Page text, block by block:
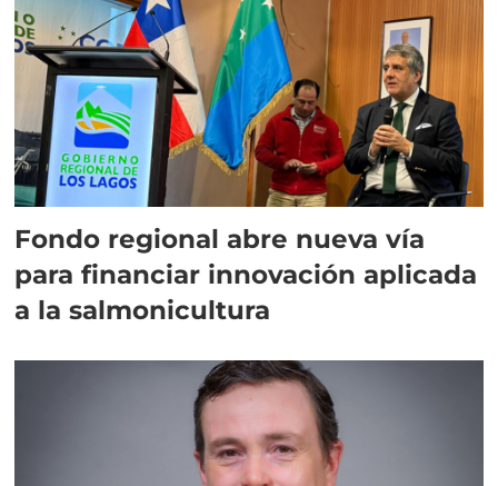
Fondo regional abre nueva vía
para financiar innovación aplicada
a la salmonicultura